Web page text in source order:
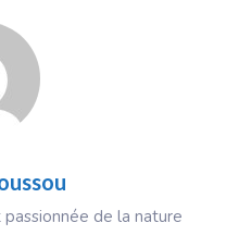
de la nature